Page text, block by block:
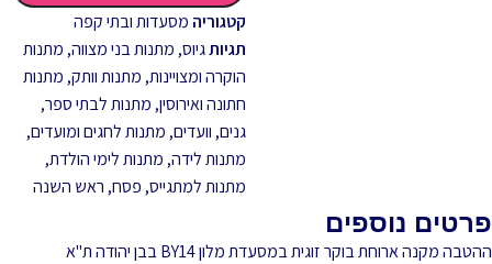
קטגוריה מסעדות ובתי קפה
תגיותגיוס, מתנות בני מצווה, מתנות
הוקרה ומצויינות, מתנות וותק, מתנות
חתונה ואירוסין, מתנות לבתי ספר,
גנים, וועדים, מתנות לחגים ומועדים,
מתנות לידה, מתנות לימי הולדת,
מתנות למתגייס, פסח, ראש השנה
פרטים נוספים
ההטבה מקנה ארוחת בוקר זוגית במסעדת מלון BY14 בבן יהודה ת"א